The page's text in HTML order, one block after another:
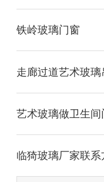
铁岭玻璃门窗
走廊过道艺术玻璃
艺术玻璃做卫生间
临猗玻璃厂家联系